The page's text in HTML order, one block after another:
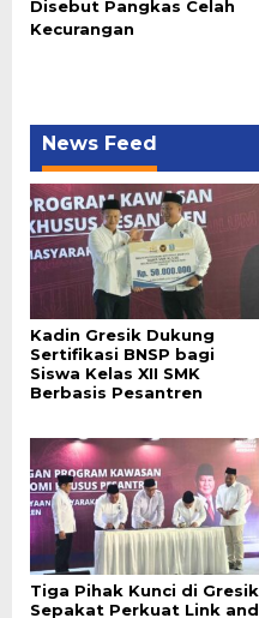
Disebut Pangkas Celah
Kecurangan
News Feed
Kadin Gresik Dukung
Sertifikasi BNSP bagi
Siswa Kelas XII SMK
Berbasis Pesantren
Tiga Pihak Kunci di Gresik
Sepakat Perkuat Link and